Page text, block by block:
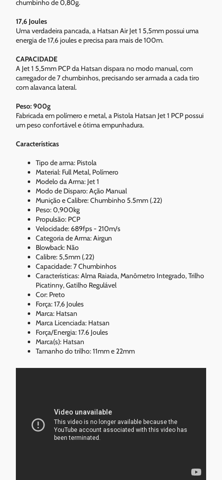
chumbinho de 0,80g.
17,6 Joules
Uma verdadeira pancada, a Hatsan Air Jet 1 5,5mm possui uma
energia de 17,6 joules e precisa para mais de 100m.
CAPACIDADE
A Jet 1 5,5mm PCP da Hatsan dispara no modo manual, com
carregador de 7 chumbinhos, precisando ser armada a cada tiro
com alavanca lateral.
Peso: 900g
Fabricada em polímero e metal, a Pistola Hatsan Jet 1 PCP possui
um peso confortável e ótima empunhadura.
Características
Tipo de arma: Pistola
Material: Full Metal, Polímero
Modelo da Arma: Jet 1
Modo de Disparo: Ação Manual
Munição e Calibre: Chumbinho 5.5mm (.22)
Peso: 0,900kg
Propulsão: PCP
Velocidade: 689fps - 210m/s
Categoria de Arma: Airgun
Blowback: Não
Calibre: 5,5mm (.22)
Capacidade: 7 Chumbinhos
Características: Alma Raiada, Manômetro Integrado, Trilho
Picatinny, Gatilho Regulável
Cor: Preto
Força: 17,6 Joules
Marca: Hatsan
Marca Licenciada: Hatsan
Força/Energia: 17.6 Joules
Marca(s): Hatsan
Tamanho do trilho: 11mm e 22mm